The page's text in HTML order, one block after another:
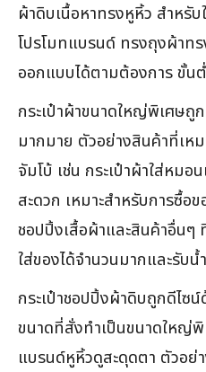
ผ้าดิบเนื้อหาทรงหูหิ้ว สำห
โปรโมทแบรนด์ ทรงถุงผ้าท
ออกแบบได้ตามต้องการ ขั้น
กระเป๋าผ้าขนาดใหญ่พิเศษถู
มากมาย ตัวอย่างสินค้าที่เห
จัมโบ้ เช่น กระเป๋าผ้าใส่หมอ
สะดวก เหมาะสำหรับการซื้อ
ชอปปิ้งเสื้อผ้าและสินค้าอื่น
ใส่ของได้จำนวนมากและรับน้
กระเป๋าชอปปิ้งผ้าดิบถูกดีไซ
ขนาดที่สั่งทำเป็นขนาดใหญ่
แบรนด์หูหิ้วดูสะดุดตา ตัวอย่